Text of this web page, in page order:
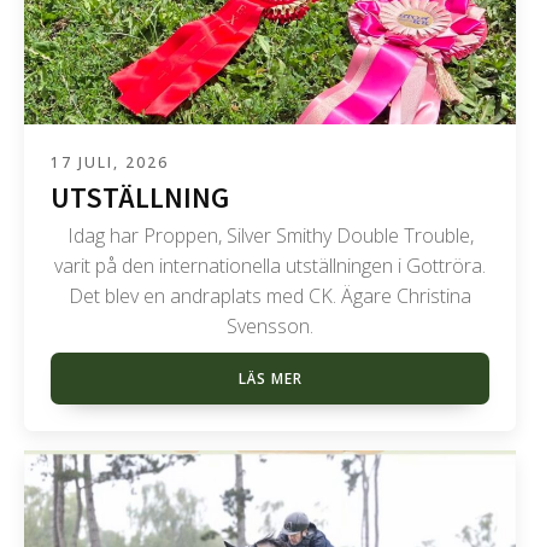
17 JULI, 2026
UTSTÄLLNING
Idag har Proppen, Silver Smithy Double Trouble,
varit på den internationella utställningen i Gottröra.
Det blev en andraplats med CK. Ägare Christina
Svensson.
LÄS MER